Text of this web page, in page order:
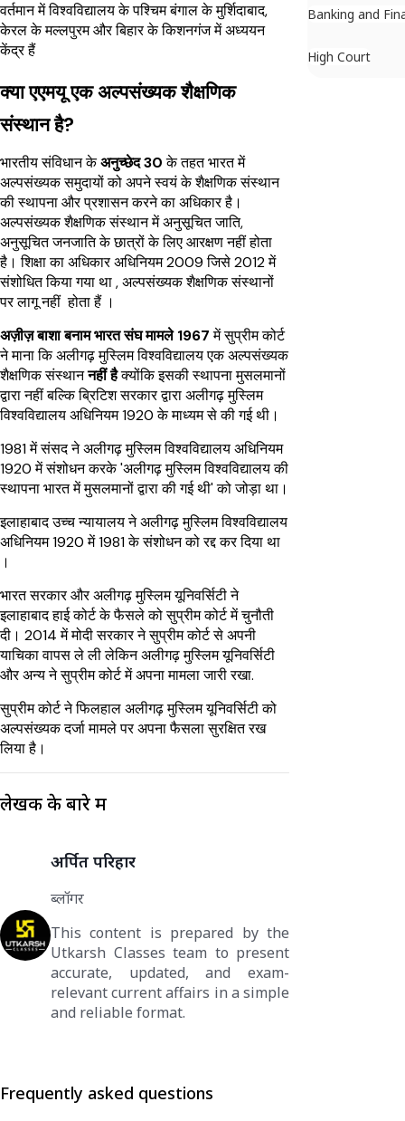
वर्तमान में विश्वविद्यालय के पश्चिम बंगाल के मुर्शिदाबाद,
केरल के मल्लपुरम और बिहार के किशनगंज में अध्ययन
केंद्र हैं
क्या एएमयू एक अल्पसंख्यक शैक्षणिक
संस्थान है?
भारतीय संविधान केअनुच्छेद 30के तहत भारत में
अल्पसंख्यक समुदायों को अपने स्वयं के शैक्षणिक संस्थान
की स्थापना और प्रशासन करने का अधिकार है।
अल्पसंख्यक शैक्षणिक संस्थान में अनुसूचित जाति,
अनुसूचित जनजाति के छात्रों के लिए आरक्षण नहीं होता
है। शिक्षा का अधिकार अधिनियम 2009 जिसे 2012 में
संशोधित किया गया था , अल्पसंख्यक शैक्षणिक संस्थानों
पर लागू नहीं होता हैं ।
अज़ीज़ बाशा बनाम भारत संघ मामले 1967में सुप्रीम कोर्ट
ने माना कि अलीगढ़ मुस्लिम विश्वविद्यालय एक अल्पसंख्यक
शैक्षणिक संस्थाननहीं हैक्योंकि इसकी स्थापना मुसलमानों
द्वारा नहीं बल्कि ब्रिटिश सरकार द्वारा अलीगढ़ मुस्लिम
विश्वविद्यालय अधिनियम 1920 के माध्यम से की गई थी।
1981 में संसद ने अलीगढ़ मुस्लिम विश्वविद्यालय अधिनियम
1920 में संशोधन करके 'अलीगढ़ मुस्लिम विश्वविद्यालय की
स्थापना भारत में मुसलमानों द्वारा की गई थी' को जोड़ा था।
इलाहाबाद उच्च न्यायालय ने अलीगढ़ मुस्लिम विश्वविद्यालय
अधिनियम 1920 में 1981 के संशोधन को रद्द कर दिया था
।
भारत सरकार और अलीगढ़ मुस्लिम यूनिवर्सिटी ने
इलाहाबाद हाई कोर्ट के फैसले को सुप्रीम कोर्ट में चुनौती
दी। 2014 में मोदी सरकार ने सुप्रीम कोर्ट से अपनी
याचिका वापस ले ली लेकिन अलीगढ़ मुस्लिम यूनिवर्सिटी
और अन्य ने सुप्रीम कोर्ट में अपना मामला जारी रखा.
सुप्रीम कोर्ट ने फिलहाल अलीगढ़ मुस्लिम यूनिवर्सिटी को
अल्पसंख्यक दर्जा मामले पर अपना फैसला सुरक्षित रख
लिया है।
लेखक के बारे में
अर्पित परिहार
ब्लॉगर
This content is prepared by the
Utkarsh Classes team to present
accurate, updated, and exam-
relevant current affairs in a simple
and reliable format.
Banking and
High Court
Frequently asked questions